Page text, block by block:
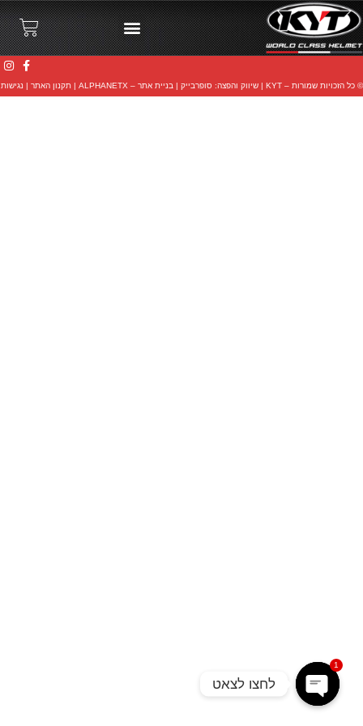
© כל הזכויות שמורות – KYT | שיווק והפצה: סופרבייק |בניית אתר – ALPHANETX תקנון האתר נגישות
לחצו לצאט
1